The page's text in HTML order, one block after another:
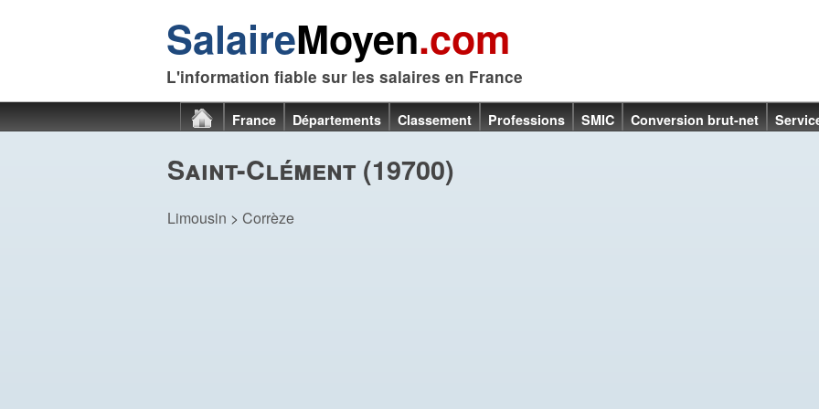
SalaireMoyen.com
L'information fiable sur les salaires en France
France Départements Classement Professions SMIC Conversion brut-net
Saint-Clément (19700)
Limousin > Corrèze